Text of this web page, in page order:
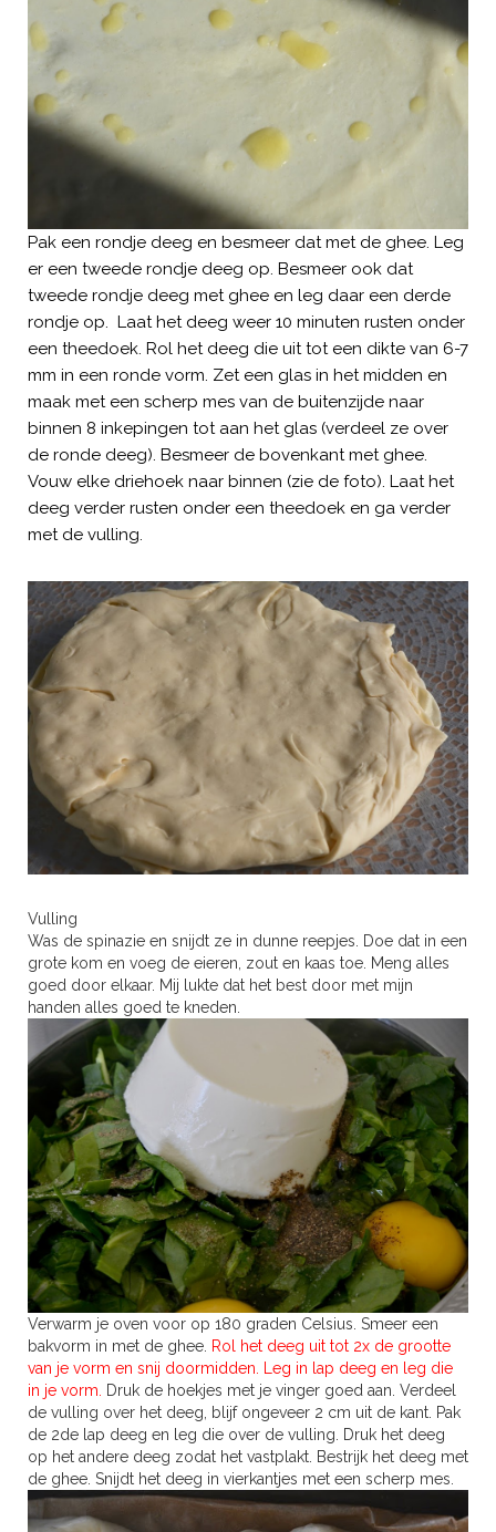
Pak een rondje deeg en besmeer dat met de ghee. Leg
er een tweede rondje deeg op. Besmeer ook dat
tweede rondje deeg met ghee en leg daar een derde
rondje op. Laat het deeg weer 10 minuten rusten onder
een theedoek. Rol het deeg die uit tot een dikte van 6-7
mm in een ronde vorm. Zet een glas in het midden en
maak met een scherp mes van de buitenzijde naar
binnen 8 inkepingen tot aan het glas (verdeel ze over
de ronde deeg). Besmeer de bovenkant met ghee.
Vouw elke driehoek naar binnen (zie de foto). Laat het
deeg verder rusten onder een theedoek en ga verder
met de vulling.
Vulling
Was de spinazie en snijdt ze in dunne reepjes. Doe dat in een
grote kom en voeg de eieren, zout en kaas toe. Meng alles
goed door elkaar. Mij lukte dat het best door met mijn
handen alles goed te kneden.
Verwarm je oven voor op 180 graden Celsius. Smeer een
bakvorm in met de ghee. Rol het deeg uit tot 2x de grootte
van je vorm en snij doormidden. Leg in lap deeg en leg die
in je vorm.
Druk de hoekjes met je vinger goed aan. Verdeel
de vulling over het deeg, blijf ongeveer 2 cm uit de kant. Pak
de 2de lap deeg en leg die over de vulling. Druk het deeg
op het andere deeg zodat het vastplakt. Bestrijk het deeg met
de ghee. Snijdt het deeg in vierkantjes met een scherp mes.